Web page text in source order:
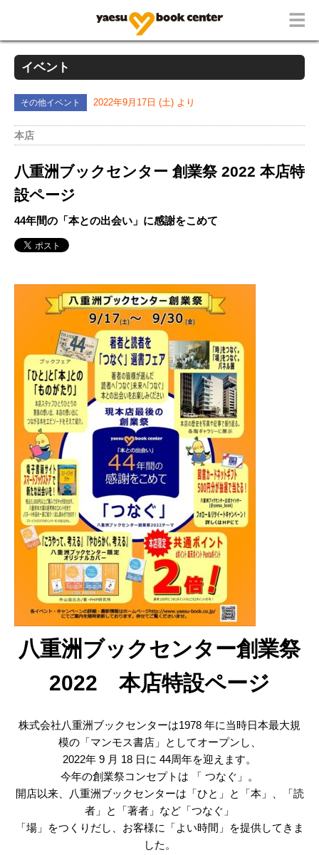
イベント
その他イベント 2022年9月17日 (土) より
本店
八重洲ブックセンター 創業祭 2022 本店特
設ページ
44年間の「本との出会い」に感謝をこめて
八重洲ブックセンター創業祭
2022 本店特設ページ
株式会社八重洲ブックセンターは1978 年に当時日本最大規
模の「マンモス書店」としてオープンし、
2022年 9 月 18 日に 44周年を迎えます。
今年の創業祭コンセプトは 「 つなぐ」。
開店以来、八重洲ブックセンターは「ひと」と「本」、「読
者」と「著者」など「つなぐ」
「場」をつくりだし、お客様に「よい時間」を提供してきま
した。